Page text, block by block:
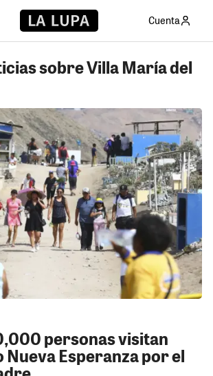
Cuenta
sobre Villa María del
personas visitan
Esperanza por el